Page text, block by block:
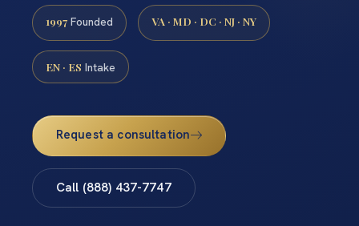
1997 Founded VA · MD · DC · NJ · NY
EN · ES Intake
Request a consultation
Call (888) 437-7747